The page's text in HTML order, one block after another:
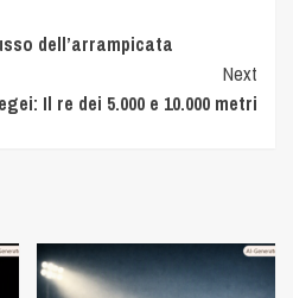
dell’arrampicata
Next
Il re dei 5.000 e 10.000 metri